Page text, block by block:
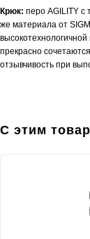
Крюк: перо AGILITY с
же материала от
прекрасно
отзывчивость при
С этим